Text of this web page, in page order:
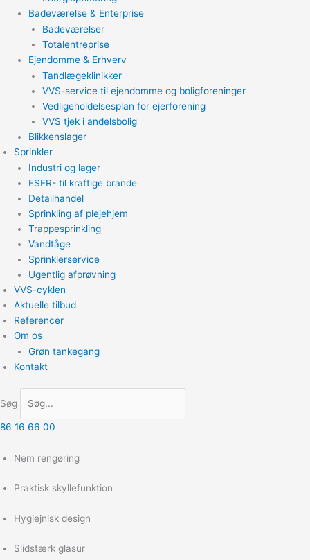
Badeværelse & Enterprise
Badeværelser
Totalentreprise
Ejendomme & Erhverv
Tandlægeklinikker
VVS-service til ejendomme og boligforeninger
Vedligeholdelsesplan for ejerforening
VVS tjek i andelsbolig
Blikkenslager
Sprinkler
Industri og lager
ESFR- til kraftige brande
Detailhandel
Sprinkling af plejehjem
Trappesprinkling
Vandtåge
Sprinklerservice
Ugentlig afprøvning
VVS-cyklen
Aktuelle tilbud
Referencer
Om os
Grøn tankegang
Kontakt
Søg
86 16 66 00
Nem rengøring
Praktisk skyllefunktion
Hygiejnisk design
Slidstærk glasur